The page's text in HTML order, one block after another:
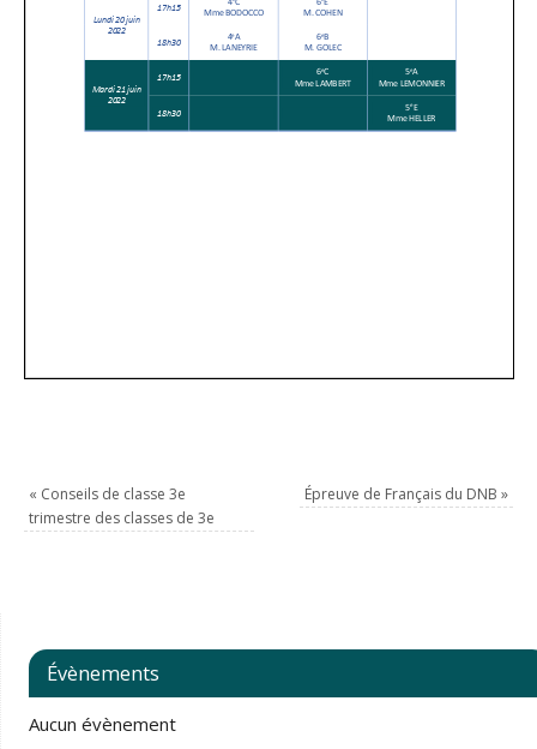
« Conseils de classe 3e
trimestre des classes de 3e
Épreuve de Français du DNB »
Évènements
Aucun évènement